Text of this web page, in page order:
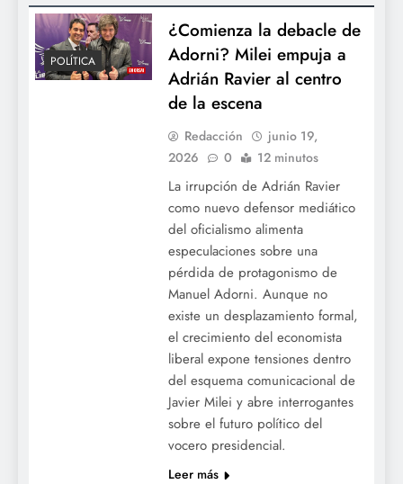
POLÍTICA
¿Comienza la debacle de
Adorni? Milei empuja a
Adrián Ravier al centro
de la escena
Redacción
junio 19,
2026
0 12 minutos
La irrupción de Adrián Ravier
como nuevo defensor mediático
del oficialismo alimenta
especulaciones sobre una
pérdida de protagonismo de
Manuel Adorni. Aunque no
existe un desplazamiento formal,
el crecimiento del economista
liberal expone tensiones dentro
del esquema comunicacional de
Javier Milei y abre interrogantes
sobre el futuro político del
vocero presidencial.
Leer más